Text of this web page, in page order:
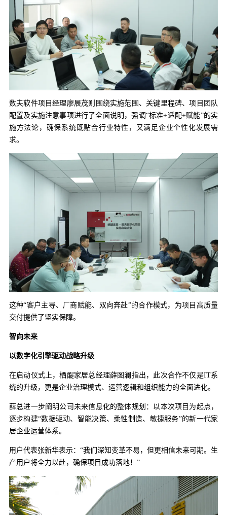
数夫软件项目经理廖展茂则围绕实施范围、关键里程碑、项目团队
配置及实施注意事项进行了全面说明，强调“标准+适配+赋能”的实
施方法论，确保系统既贴合行业特性，又满足企业个性化发展需
求。
这种“客户主导、厂商赋能、双向奔赴”的合作模式，为项目高质量
交付提供了坚实保障。
智向未来
以数字化引擎驱动战略升级
在启动仪式上，栖醍家居总经理薛图澜指出，此次合作不仅是IT系
统的升级，更是企业治理模式、运营逻辑和组织能力的全面进化。
薛总进一步阐明公司未来信息化的整体规划：以本次项目为起点，
逐步构建“数据驱动、智能决策、柔性制造、敏捷服务”的新一代家
居企业运营体系。
用户代表张新华表示：“我们深知变革不易，但更相信未来可期。生
产用户将全力以赴，确保项目成功落地！”